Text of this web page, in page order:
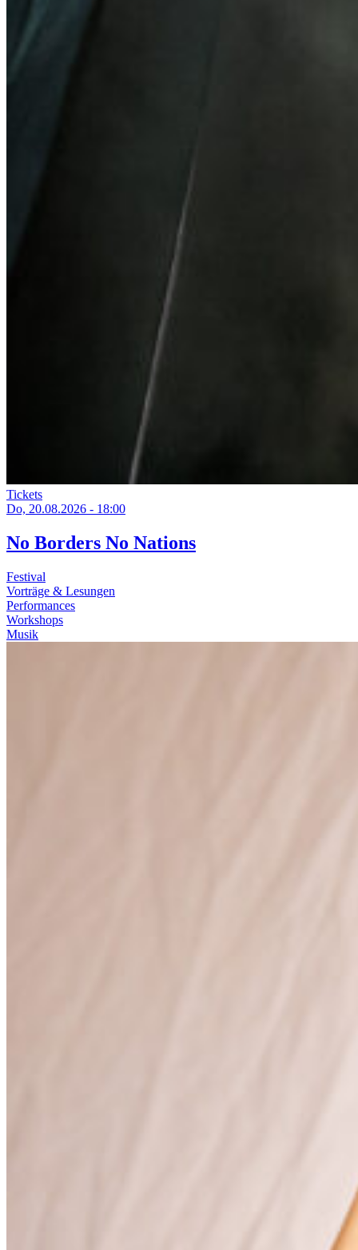
Tickets
Do, 20.08.2026 - 18:00
No Borders No Nations
Festival
Vorträge & Lesungen
Performances
Workshops
Musik